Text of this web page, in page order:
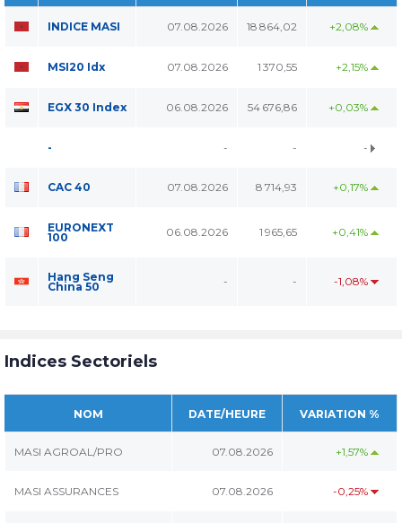
INDICE MASI 07.08.2026 18 864,02 +2,08%
MSI20 Idx 07.08.2026 1 370,55 +2,15%
EGX 30 Index 06.08.2026 54 676,86 +0,03%
- - - -
CAC 40 07.08.2026 8 714,93 +0,17%
EURONEXT
100 06.08.2026 1 965,65 +0,41%
Hang Seng
China 50 - - -1,08%
Indices Sectoriels
NOM DATE/HEURE VARIATION %
MASI AGROAL/PRO 07.08.2026 +1,57%
MASI ASSURANCES 07.08.2026 -0,25%